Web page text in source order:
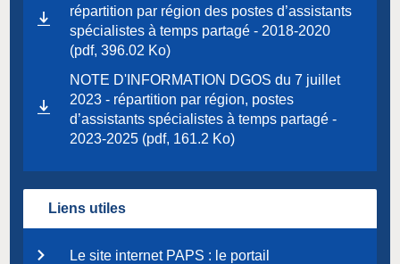
répartition par région des postes d’assistants
spécialistes à temps partagé - 2018-2020
(pdf, 396.02 Ko)
NOTE D'INFORMATION DGOS du 7 juillet
2023 - répartition par région, postes
d’assistants spécialistes à temps partagé -
2023-2025 (pdf, 161.2 Ko)
Liens utiles
Le site internet PAPS : le portail